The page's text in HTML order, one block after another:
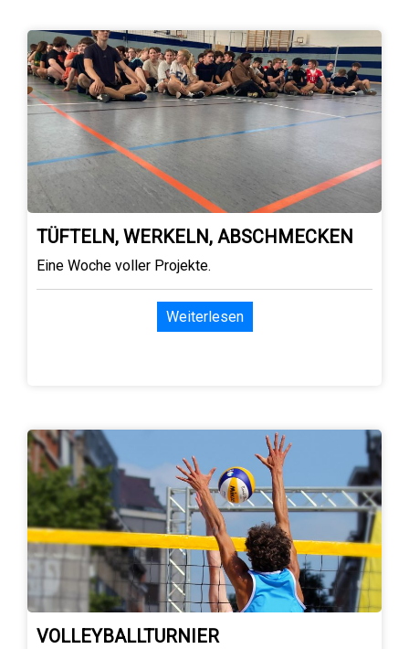
TÜFTELN, WERKELN, ABSCHMECKEN
Eine Woche voller Projekte.
Weiterlesen
VOLLEYBALLTURNIER